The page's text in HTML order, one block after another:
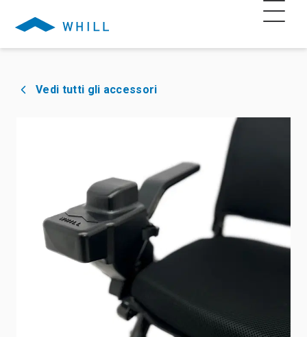
Vedi tutti gli accessori